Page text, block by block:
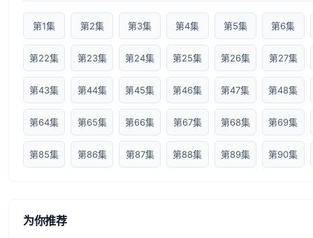
第1集 第2集 第3集 第4集 第5集 第6集
第22集 第23集 第24集 第25集 第26集 第27集
第43集 第44集 第45集 第46集 第47集 第48集
第64集 第65集 第66集 第67集 第68集 第69集
第85集 第86集 第87集 第88集 第89集 第90集
为你推荐